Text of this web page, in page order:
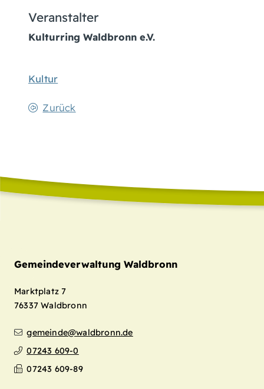
Veranstalter
Kulturring Waldbronn e.V.
Kultur
Zurück
Gemeindeverwaltung Waldbronn
Marktplatz 7
76337 Waldbronn
gemeinde@waldbronn.de
07243 609-0
07243 609-89